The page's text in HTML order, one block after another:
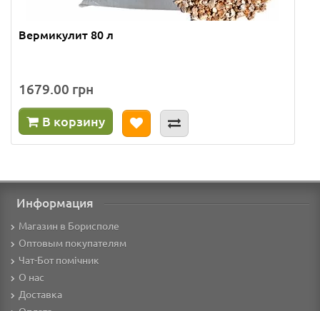
Вермикулит 80 л
1679.00 грн
В корзину
Информация
Магазин в Борисполе
Оптовым покупателям
Чат-Бот помічник
О нас
Доставка